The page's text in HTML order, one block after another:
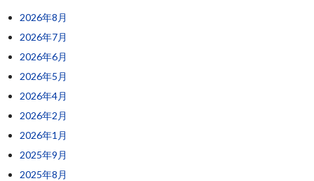
2026年8月
2026年7月
2026年6月
2026年5月
2026年4月
2026年2月
2026年1月
2025年9月
2025年8月